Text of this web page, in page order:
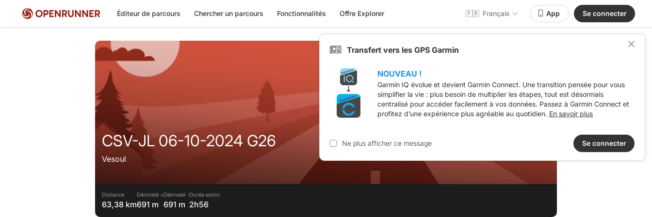
Éditeur de parcours Chercher un parcours Fonctionnalités Offre Explorer 🇫🇷 Français App Se connecter
CSV-JL 06-10-2024 G26
Vesoul
Distance
63,38 km
Dénivelé +
691 m
Dénivelé -
691 m
Durée estim.
2h56
Transfert vers les GPS Garmin
NOUVEAU !
Garmin IQ évolue et devient Garmin Connect. Une transition pensée pour vous
simplifier la vie : plus besoin de multiplier les étapes, tout est désormais
centralisé pour accéder facilement à vos données. Passez à Garmin Connect et
profitez d’une expérience plus agréable au quotidien. En savoir plus
Ne plus afficher ce message Se connecter